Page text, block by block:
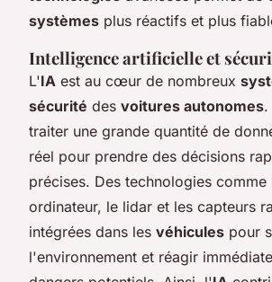
systèmes plus réactifs et plus
Intelligence artificielle et
L'IA est au cœur de nombreux
sécurité des voitures autonomes.
traiter une grande quantité de
réel pour prendre des décisions
précises. Des technologies
ordinateur, le lidar et les capteurs
intégrées dans les véhicules pour
l'environnement et réagir